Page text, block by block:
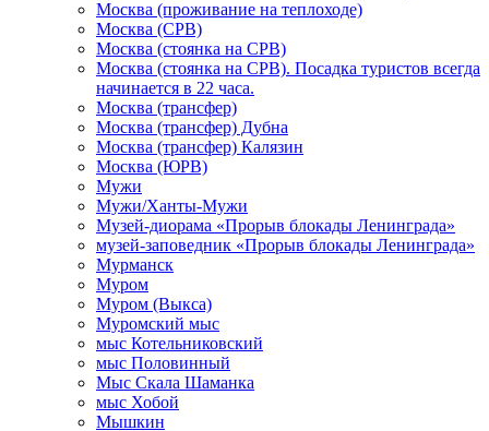
Москва (проживание на теплоходе)
Москва (СРВ)
Москва (стоянка на СРВ)
Москва (стоянка на СРВ). Посадка туристов всегда
начинается в 22 часа.
Москва (трансфер)
Москва (трансфер) Дубна
Москва (трансфер) Калязин
Москва (ЮРВ)
Мужи
Мужи/Ханты-Мужи
Музей-диорама «Прорыв блокады Ленинграда»
музей-заповедник «Прорыв блокады Ленинграда»
Мурманск
Муром
Муром (Выкса)
Муромский мыс
мыс Котельниковский
мыс Половинный
Мыс Скала Шаманка
мыс Хобой
Мышкин